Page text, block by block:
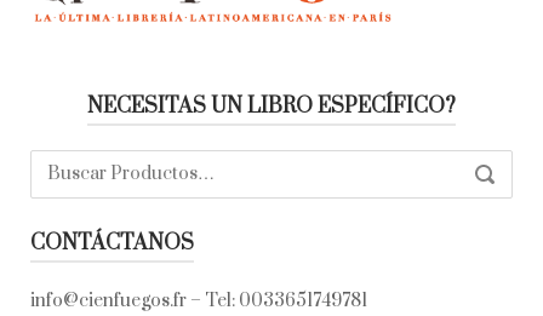
NECESITAS UN LIBRO ESPECÍFICO?
Buscar:
CONTÁCTANOS
info@cienfuegos.fr – Tel: 0033651749781